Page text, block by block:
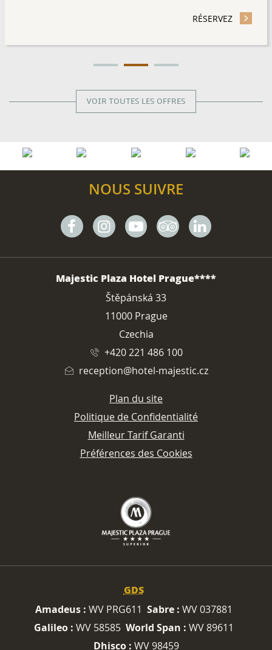
RÉSERVEZ -
VOIR TOUTES LES OFFRES
ADRESSEMajestic Plaza Hotel Prague****
Štěpánská 33
11000 Prague
Czechia
+420 221 486 100
reception@hotel-majestic.cz
Plan du site
Politique de Confidentialité
Meilleur Tarif Garanti
Préférences des Cookies
NOUS SUIVRE
FacebookInstagram
YoutubeTripadvisor
Linkedin
GDS
Amadeus : WV PRG611 Sabre : WV 037881
Galileo : WV 58585 World Span : WV 89611
Dhisco : WV 98459